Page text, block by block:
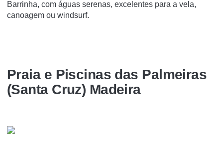
Barrinha, com águas serenas, excelentes para a vela,
canoagem ou windsurf.
Praia e Piscinas das Palmeiras
(Santa Cruz) Madeira